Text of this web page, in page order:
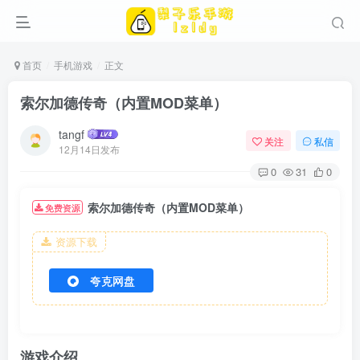
首页 手机游戏 正文
索尔加德传奇（内置MOD菜单）
tangf
12月14日发布
关注 私信
0 31 0
免费资源 索尔加德传奇（内置MOD菜单）
资源下载
夸克网盘